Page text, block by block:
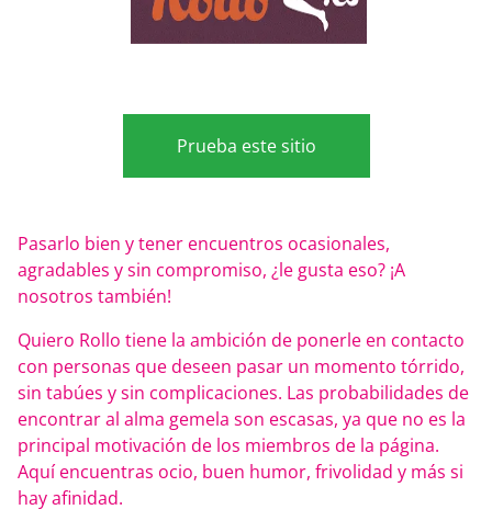
Prueba este sitio
Pasarlo bien y tener encuentros ocasionales,
agradables y sin compromiso, ¿le gusta eso? ¡A
nosotros también!
Quiero Rollo tiene la ambición de ponerle en contacto
con personas que deseen pasar un momento tórrido,
sin tabúes y sin complicaciones. Las probabilidades de
encontrar al alma gemela son escasas, ya que no es la
principal motivación de los miembros de la página.
Aquí encuentras ocio, buen humor, frivolidad y más si
hay afinidad.